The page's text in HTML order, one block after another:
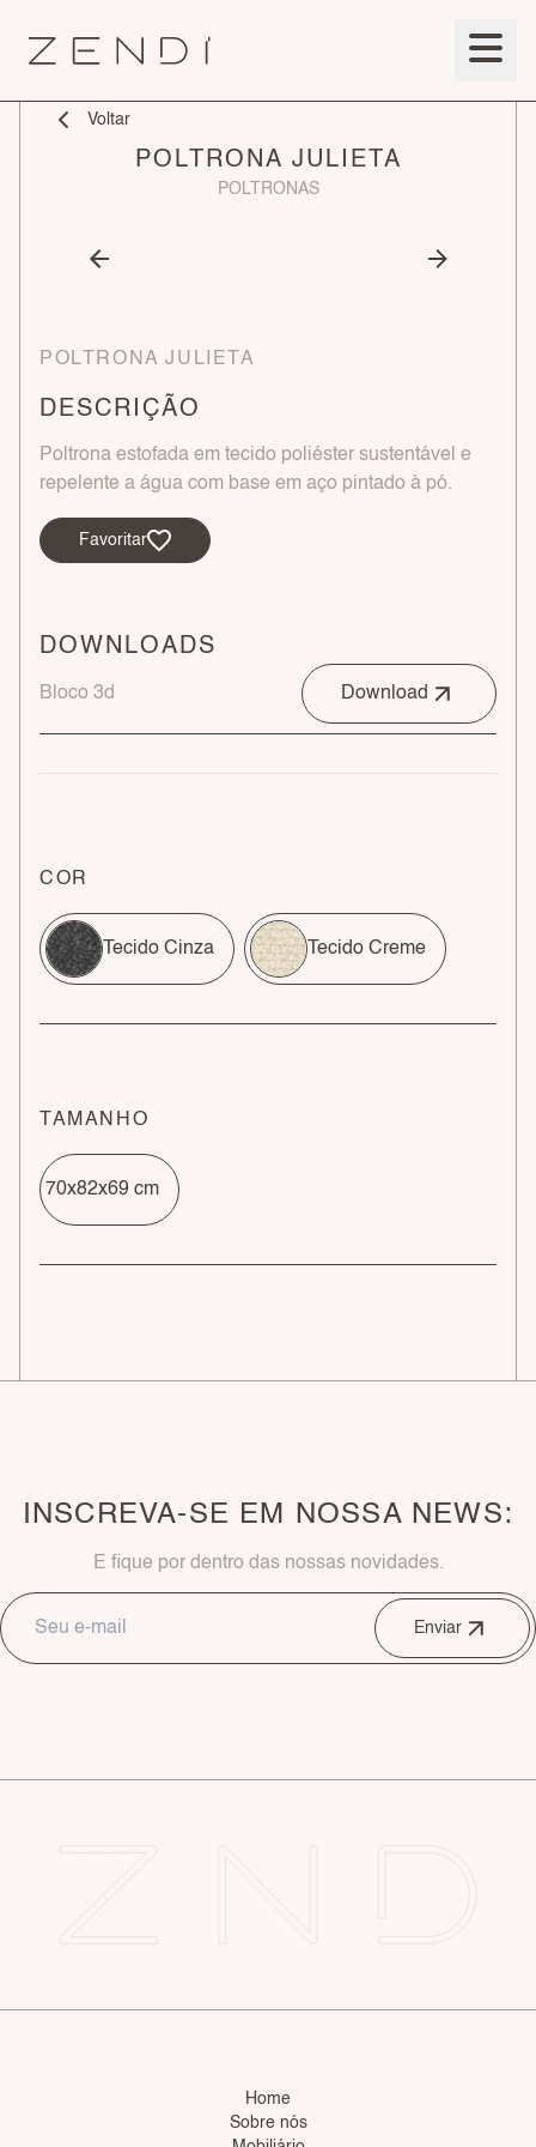
POLTRONA JULIETA
POLTRONAS
Voltar
POLTRONA JULIETA
DESCRIÇÃO
Poltrona estofada em tecido poliéster sustentável e
repelente a água com base em aço pintado à pó.
Favoritar
DOWNLOADS
Bloco 3d Download
COR
Tecido Cinza Tecido Creme
TAMANHO
70x82x69 cm
INSCREVA-SE EM NOSSA NEWS:
E fique por dentro das nossas novidades.
Enviar
Home
Sobre nós